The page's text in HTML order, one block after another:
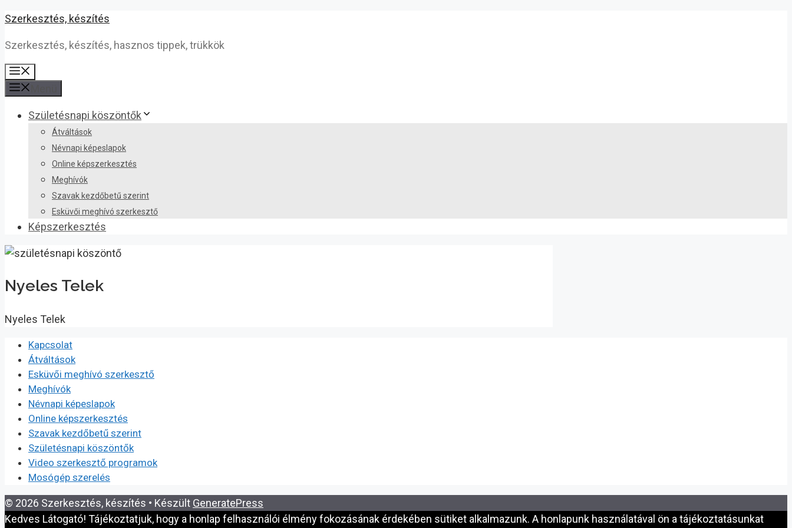
Kilépés
tartalomba
Szerkesztés, készítés
Szerkesztés, készítés, hasznos tippek, trükkök
Születésnapi köszöntők
Átváltások
Névnapi képeslapok
Online képszerkesztés
Meghívók
Szavak kezdőbetű szerint
Esküvői meghívó szerkesztő
Képszerkesztés
Nyeles Telek
Nyeles Telek
Kapcsolat
Átváltások
Esküvői meghívó szerkesztő
Meghívók
Névnapi képeslapok
Online képszerkesztés
Szavak kezdőbetű szerint
Születésnapi köszöntők
Video szerkesztő programok
Mosógép szerelés
© 2026 Szerkesztés, készítés • Készült GeneratePress
Kedves Látogató! Tájékoztatjuk, hogy a honlap felhasználói élmény fokozásának érdekében sütiket alkalmazunk. A honlapunk használatával ön a tájékoztatásunkat